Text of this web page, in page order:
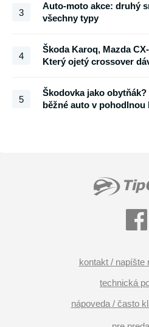
3
Auto-moto akce: druhý
všechny typy
4
Škoda Karoq, Mazda
Který ojetý crossover
5
Škodovka jako
běžné auto v pohodlnou
kontakt / napíšte
technická
nápoveda / často